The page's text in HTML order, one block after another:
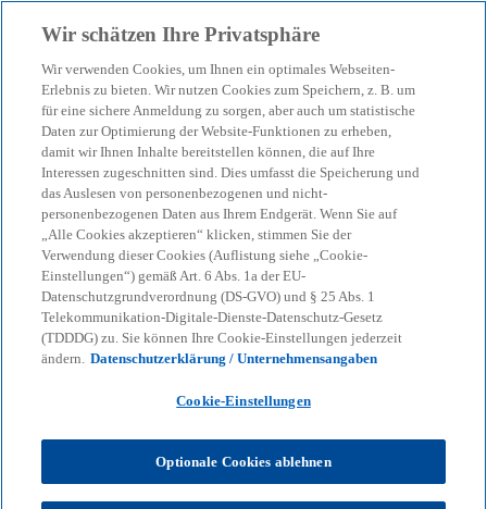
menu search
Pressemitteilung
Wirtschaftskriminalität in
Deutschland:
Unternehmen sehen
steigende Fallzahlen durch
Künstliche Intelligenz
Deutschland 2025/2026“
Wir schätzen Ihre Privatsphäre
Wir verwenden Cookies, um Ihnen ein optimales Webseiten-
Erlebnis zu bieten. Wir nutzen Cookies zum Speichern, z. B. um
für eine sichere Anmeldung zu sorgen, aber auch um statistische
Daten zur Optimierung der Website-Funktionen zu erheben,
damit wir Ihnen Inhalte bereitstellen können, die auf Ihre
Interessen zugeschnitten sind. Dies umfasst die Speicherung und
das Auslesen von personenbezogenen und nicht-
personenbezogenen Daten aus Ihrem Endgerät. Wenn Sie auf
„Alle Cookies akzeptieren“ klicken, stimmen Sie der
Verwendung dieser Cookies (Auflistung siehe „Cookie-
Einstellungen“) gemäß Art. 6 Abs. 1a der EU-
Datenschutzgrundverordnung (DS-GVO) und § 25 Abs. 1
Telekommunikation-Digitale-Dienste-Datenschutz-Gesetz
(TDDDG) zu. Sie können Ihre Cookie-Einstellungen jederzeit
ändern. Datenschutzerklärung / Unternehmensangaben
Cookie-Einstellungen
Optionale Cookies ablehnen